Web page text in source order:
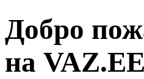
Добро
на